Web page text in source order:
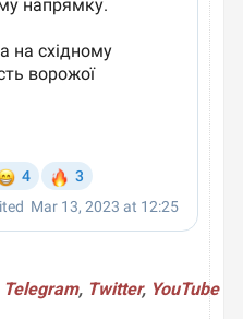
Telegram, Twitter, YouTube